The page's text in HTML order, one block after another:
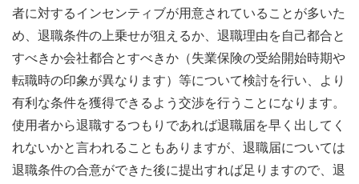
者に対するインセンティブが用意されていることが多いた
め、退職条件の上乗せが狙えるか、退職理由を自己都合と
すべきか会社都合とすべきか（失業保険の受給開始時期や
転職時の印象が異なります）等について検討を行い、より
有利な条件を獲得できるよう交渉を行うことになります。
使用者から退職するつもりであれば退職届を早く出してく
れないかと言われることもありますが、退職届については
退職条件の合意ができた後に提出すれば足りますので、退